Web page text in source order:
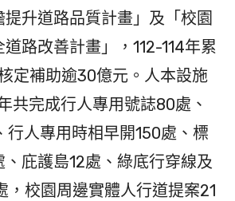
升道路品質計畫」及「校園
路改善計畫」，112-114年累
定補助逾30億元。人本設施
共完成行人專用號誌80處、
行人專用時相早開150處、標
、庇護島12處、綠底行穿線及
，校園周邊實體人行道提案21